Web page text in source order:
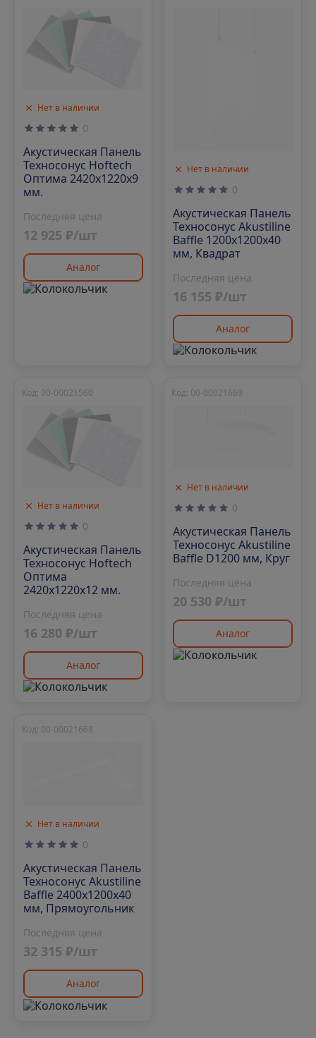
Нет в наличии
0
Акустическая Панель
Техносонус Hoftech
Оптима 2420х1220х9
мм.
Последняя цена
12 925 ₽/шт
Аналог
Нет в наличии
0
Акустическая Панель
Техносонус Akustiline
Baffle 1200х1200х40
мм, Квадрат
Последняя цена
16 155 ₽/шт
Аналог
Нет в наличии
Код: 00-00021560
0
Акустическая Панель
Техносонус Hoftech
Оптима
2420х1220х12 мм.
Последняя цена
16 280 ₽/шт
Аналог
Нет в наличии
Код: 00-00021669
0
Акустическая Панель
Техносонус Akustiline
Baffle D1200 мм, Круг
Последняя цена
20 530 ₽/шт
Аналог
Нет в наличии
Код: 00-00021668
0
Акустическая Панель
Техносонус Akustiline
Baffle 2400х1200х40
мм, Прямоугольник
Последняя цена
32 315 ₽/шт
Аналог